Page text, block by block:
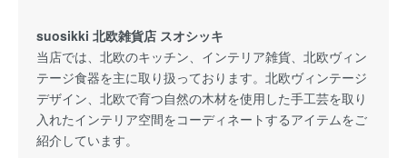
suosikki 北欧雑貨店 スオシッキ
当店では、北欧のキッチン、インテリア雑貨、北欧ヴィン
テージ食器を主に取り扱っております。北欧ヴィンテージ
デザイン、北欧で育つ自然の木材を使用した手工芸を取り
入れたインテリア空間をコーディネートするアイテムをご
紹介しています。